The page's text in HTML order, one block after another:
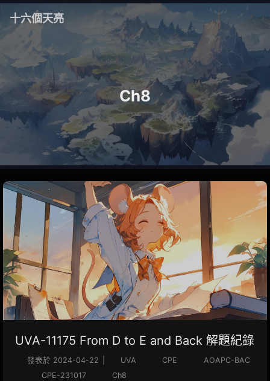
十六個天亮
Ch8
UVA-11175 From D to E and Back 解題紀錄
發表於 2024-04-22 UVA CPE
AOAPC-BAC
CPE-231017
Ch8